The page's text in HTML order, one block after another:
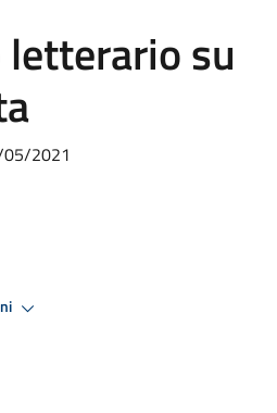
letterario su
05/2021